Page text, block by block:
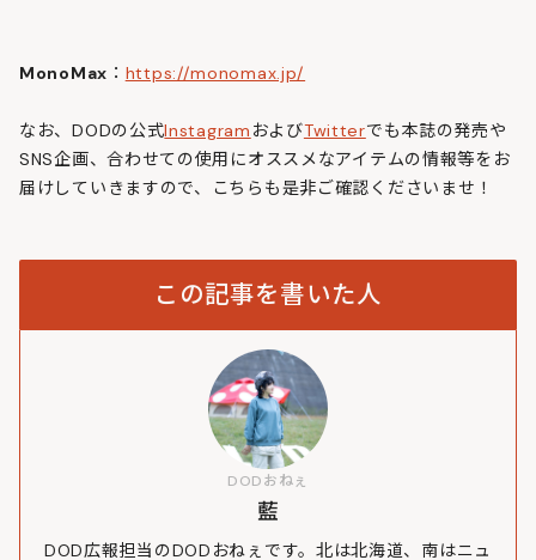
MonoMax ： https://monomax.jp/
なお、DODの公式Instagram およびTwitterでも本誌の発売や
SNS企画、合わせての使用にオススメなアイテムの情報等をお
届けしていきますので、こちらも是非ご確認くださいませ！
この記事を書いた人
DODおねぇ
藍
DOD広報担当のDODおねぇです。北は北海道、南はニュ